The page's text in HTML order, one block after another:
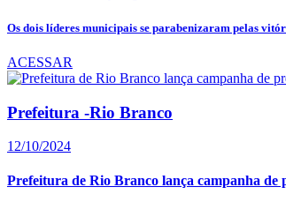
Os dois líderes municipais se parabenizaram pelas
ACESSAR
Prefeitura -Rio Branco
12/10/2024
Prefeitura de Rio Branco lança campanha de